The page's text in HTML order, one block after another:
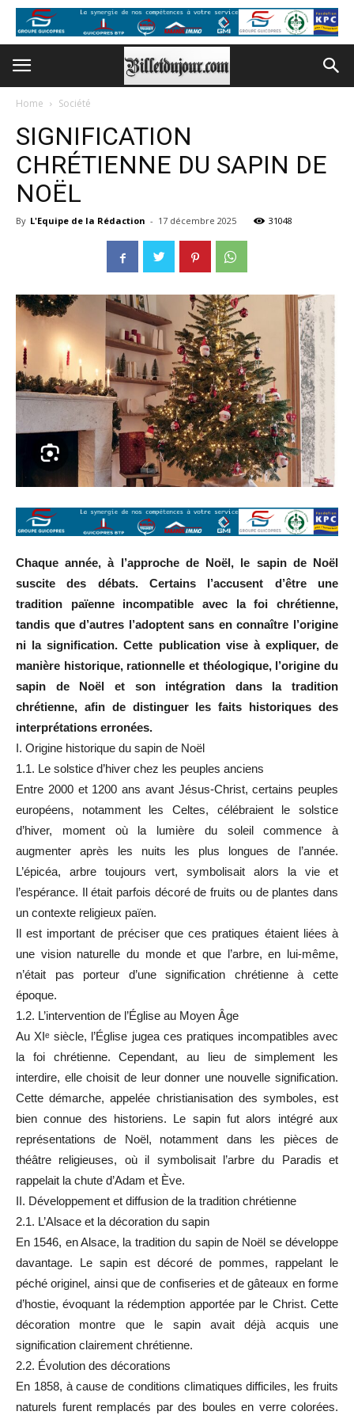
Home Société
SIGNIFICATION
CHRÉTIENNE DU SAPIN DE
NOËL
By L'Equipe de la Rédaction - 17 décembre 2025 31048
Chaque année, à l’approche de Noël, le sapin de Noël
suscite des débats. Certains l’accusent d’être une
tradition païenne incompatible avec la foi chrétienne,
tandis que d’autres l’adoptent sans en connaître l’origine
ni la signification. Cette publication vise à expliquer, de
manière historique, rationnelle et théologique, l’origine du
sapin de Noël et son intégration dans la tradition
chrétienne, afin de distinguer les faits historiques des
interprétations erronées.
I. Origine historique du sapin de Noël
1.1. Le solstice d’hiver chez les peuples anciens
Entre 2000 et 1200 ans avant Jésus-Christ, certains peuples
européens, notamment les Celtes, célébraient le solstice
d’hiver, moment où la lumière du soleil commence à
augmenter après les nuits les plus longues de l’année.
L’épicéa, arbre toujours vert, symbolisait alors la vie et
l’espérance. Il était parfois décoré de fruits ou de plantes dans
un contexte religieux païen.
Il est important de préciser que ces pratiques étaient liées à
une vision naturelle du monde et que l’arbre, en lui-même,
n’était pas porteur d’une signification chrétienne à cette
époque.
1.2. L’intervention de l’Église au Moyen Âge
Au XIᵉ siècle, l’Église jugea ces pratiques incompatibles avec
la foi chrétienne. Cependant, au lieu de simplement les
interdire, elle choisit de leur donner une nouvelle signification.
Cette démarche, appelée christianisation des symboles, est
bien connue des historiens. Le sapin fut alors intégré aux
représentations de Noël, notamment dans les pièces de
théâtre religieuses, où il symbolisait l’arbre du Paradis et
rappelait la chute d’Adam et Ève.
II. Développement et diffusion de la tradition chrétienne
2.1. L’Alsace et la décoration du sapin
En 1546, en Alsace, la tradition du sapin de Noël se développe
davantage. Le sapin est décoré de pommes, rappelant le
péché originel, ainsi que de confiseries et de gâteaux en forme
d’hostie, évoquant la rédemption apportée par le Christ. Cette
décoration montre que le sapin avait déjà acquis une
signification clairement chrétienne.
2.2. Évolution des décorations
En 1858, à cause de conditions climatiques difficiles, les fruits
naturels furent remplacés par des boules en verre colorées.